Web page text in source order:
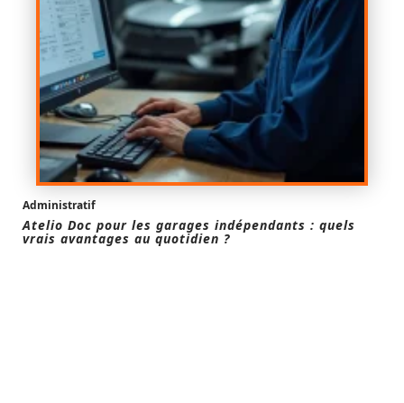
Administratif
Atelio Doc pour les garages indépendants : quels
vrais avantages au quotidien ?